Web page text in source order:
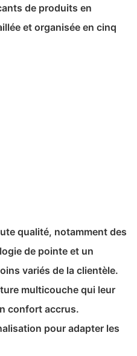
de produits en
et organisée en cinq
qualité, notamment des
de pointe et un
variés de la clientèle.
multicouche qui leur
confort accrus.
pour adapter les